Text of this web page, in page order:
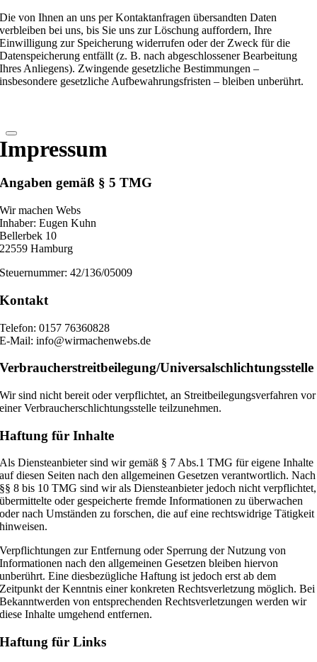
Die von Ihnen an uns per Kontaktanfragen übersandten Daten
verbleiben bei uns, bis Sie uns zur Löschung auffordern, Ihre
Einwilligung zur Speicherung widerrufen oder der Zweck für die
Datenspeicherung entfällt (z. B. nach abgeschlossener Bearbeitung
Ihres Anliegens). Zwingende gesetzliche Bestimmungen –
insbesondere gesetzliche Aufbewahrungsfristen – bleiben unberührt.
Impressum
Angaben gemäß § 5 TMG
Wir machen Webs
Inhaber: Eugen Kuhn
Bellerbek 10
22559 Hamburg
Steuernummer: 42/136/05009
Kontakt
Telefon: 0157 76360828
E-Mail: info@wirmachenwebs.de
Verbraucher­streit­beilegung/Universal­schlichtungs­stelle
Wir sind nicht bereit oder verpflichtet, an Streitbeilegungsverfahren vor
einer Verbraucherschlichtungsstelle teilzunehmen.
Haftung für Inhalte
Als Diensteanbieter sind wir gemäß § 7 Abs.1 TMG für eigene Inhalte
auf diesen Seiten nach den allgemeinen Gesetzen verantwortlich. Nach
§§ 8 bis 10 TMG sind wir als Diensteanbieter jedoch nicht verpflichtet,
übermittelte oder gespeicherte fremde Informationen zu überwachen
oder nach Umständen zu forschen, die auf eine rechtswidrige Tätigkeit
hinweisen.
Verpflichtungen zur Entfernung oder Sperrung der Nutzung von
Informationen nach den allgemeinen Gesetzen bleiben hiervon
unberührt. Eine diesbezügliche Haftung ist jedoch erst ab dem
Zeitpunkt der Kenntnis einer konkreten Rechtsverletzung möglich. Bei
Bekanntwerden von entsprechenden Rechtsverletzungen werden wir
diese Inhalte umgehend entfernen.
Haftung für Links